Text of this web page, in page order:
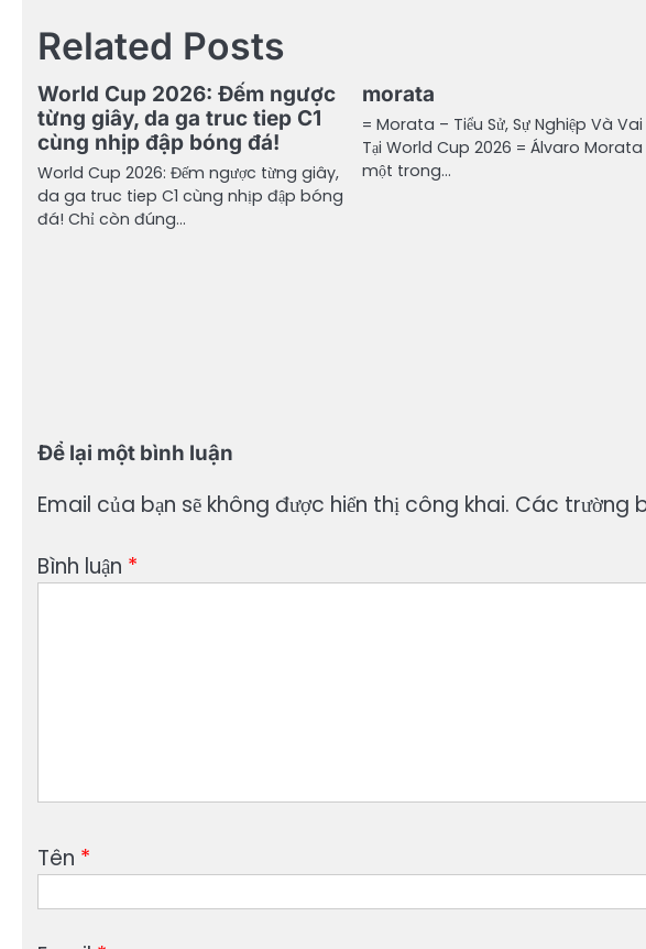
bài
viết
Related Posts
World Cup 2026: Đếm ngược
từng giây, da ga truc tiep C1
cùng nhịp đập bóng đá!
World Cup 2026: Đếm ngược từng giây,
da ga truc tiep C1 cùng nhịp đập bóng
đá! Chỉ còn đúng…
morata
= Morata – Tiểu Sử, Sự Nghiệp Và
Tại World Cup 2026 = Álvaro Morata
một trong…
Để lại một bình luận
Email của bạn sẽ không được hiển thị công khai. Các trường
Bình luận *
Tên *